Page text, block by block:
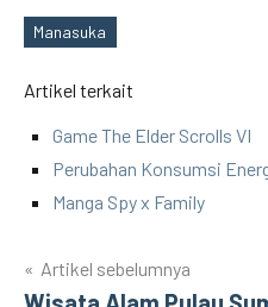
Tags
Manasuka
Artikel terkait
Game The Elder Scrolls VI
Perubahan Konsumsi
Manga Spy x Family
Artikel sebelumnya